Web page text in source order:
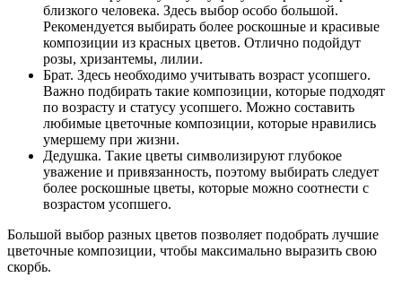
близкого человека. Здесь выбор особо большой.
Рекомендуется выбирать более роскошные и красивые
композиции из красных цветов. Отлично подойдут
розы, хризантемы, лилии.
Брат. Здесь необходимо учитывать возраст усопшего.
Важно подбирать такие композиции, которые подходят
по возрасту и статусу усопшего. Можно составить
любимые цветочные композиции, которые нравились
умершему при жизни.
Дедушка. Такие цветы символизируют глубокое
уважение и привязанность, поэтому выбирать следует
более роскошные цветы, которые можно соотнести с
возрастом усопшего.
Большой выбор разных цветов позволяет подобрать лучшие
цветочные композиции, чтобы максимально выразить свою
скорбь.